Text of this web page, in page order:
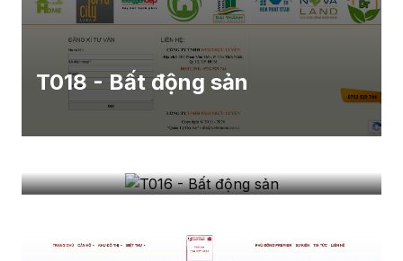
T018 - Bất động sản
T016 - Bất động sản